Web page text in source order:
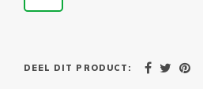
DEEL DIT PRODUCT: